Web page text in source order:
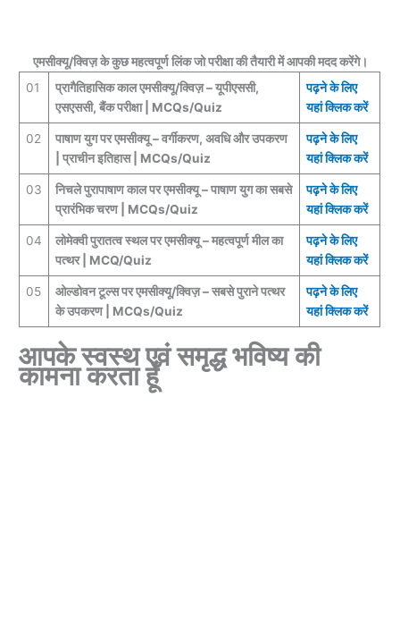
एमसीक्यू/क्विज़ के कुछ महत्वपूर्ण लिंक जो परीक्षा की तैयारी में आपकी मदद करेंगे।
01
प्रागैतिहासिक काल एमसीक्यू/क्विज़ – यूपीएससी,
एसएससी, बैंक परीक्षा | MCQs/Quiz
पढ़ने के लिए
यहां क्लिक करें
02
पाषाण युग पर एमसीक्यू – वर्गीकरण, अवधि और उपकरण
| प्राचीन इतिहास | MCQs/Quiz
पढ़ने के लिए
यहां क्लिक करें
03
निचले पुरापाषाण काल ​​पर एमसीक्यू – पाषाण युग का सबसे
प्रारंभिक चरण | MCQs/Quiz
पढ़ने के लिए
यहां क्लिक करें
04
लोमेक्वी पुरातत्व स्थल पर एमसीक्यू – महत्वपूर्ण मील का
पत्थर | MCQ/Quiz
पढ़ने के लिए
यहां क्लिक करें
05
ओल्डोवन टूल्स पर एमसीक्यू/क्विज़ – सबसे पुराने पत्थर
के उपकरण | MCQs/Quiz
पढ़ने के लिए
यहां क्लिक करें
आपके स्वस्थ एवं समृद्ध भविष्य की
कामना करता हूँ